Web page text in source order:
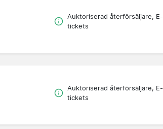
Auktoriserad återförsäljare, E-
tickets
Auktoriserad återförsäljare, E-
tickets